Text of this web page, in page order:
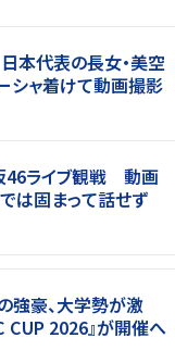
本代表の長女・美空
シャ着けて動画撮影
46ライブ観戦 動画
は固まって話せず
強豪、大学勢が激
CUP 2026』が開催へ